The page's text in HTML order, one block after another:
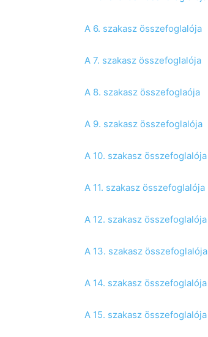
A 6. szakasz összefoglalója
A 7. szakasz összefoglalója
A 8. szakasz összefoglaója
A 9. szakasz összefoglalója
A 10. szakasz összefoglalója
A 11. szakasz összefoglalója
A 12. szakasz összefoglalója
A 13. szakasz összefoglalója
A 14. szakasz összefoglalója
A 15. szakasz összefoglalója